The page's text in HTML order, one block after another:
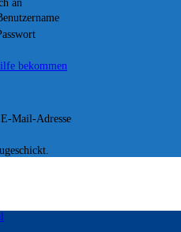
an
bekommen
Mail-Adresse